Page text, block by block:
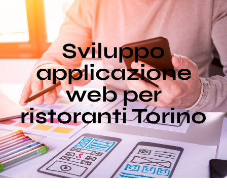
Soluzioni
Chi Siamo
Portfolio
Blog
Supporto
Sviluppo
applicazione
web per
ristoranti Torino